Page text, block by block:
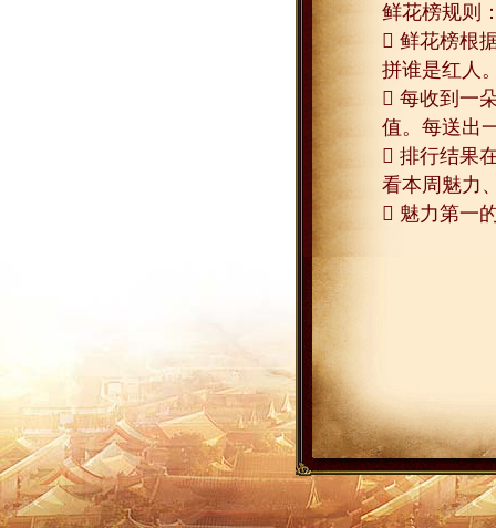
鲜花榜规则
 鲜花榜根
拼谁是红人
 每收到一
值。每送出
 排行结果
看本周魅力
 魅力第一